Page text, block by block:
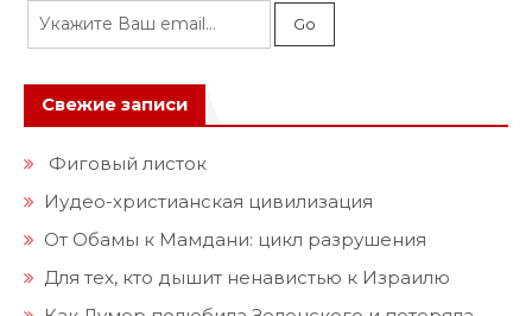
Свежие записи
Фиговый листок
Иудео-христианская цивилизация
От Обамы к Мамдани: цикл разрушения
Для тех, кто дышит ненавистью к Израилю